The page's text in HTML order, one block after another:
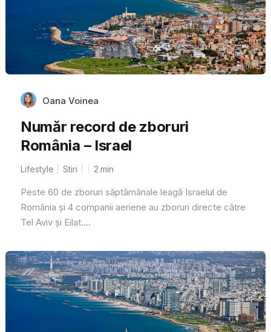
Oana Voinea
Număr record de zboruri
România – Israel
Lifestyle Stiri 2 min
Peste 60 de zboruri săptămânale leagă Israelul de
România și 4 companii aeriene au zboruri directe către
Tel Aviv și Eilat....